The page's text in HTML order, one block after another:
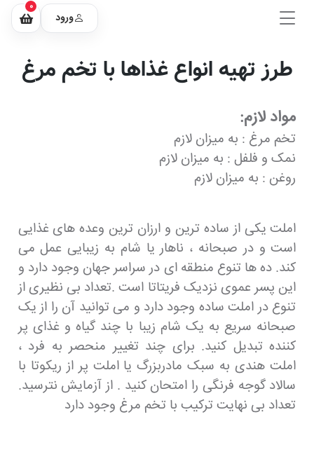
ورود
0
طرز تهیه انواع غذاها با تخم مرغ
مواد لازم:
تخم مرغ : به میزان لازم
نمک و فلفل : به میزان لازم
روغن : به میزان لازم
املت یکی از ساده ترین و ارزان ترین وعده های غذایی
است و در صبحانه ، ناهار یا شام به زیبایی عمل می
کند. ده ها تنوع منطقه ای در سراسر جهان وجود دارد و
این پسر عموی نزدیک فریتاتا است .تعداد بی نظیری از
تنوع در املت ساده وجود دارد و می توانید آن را از یک
صبحانه سریع به یک شام زیبا با چند گیاه و غذای پر
کننده تبدیل کنید. برای چند تغییر منحصر به فرد ،
املت هندی به سبک مادربزرگ یا املت پر از ریکوتا با
سالاد گوجه فرنگی را امتحان کنید . از آزمایش نترسید.
تعداد بی نهایت ترکیب با تخم مرغ وجود دارد